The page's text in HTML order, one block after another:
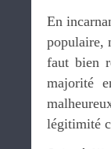
En
populaire,
faut bien
majorité
légitimité